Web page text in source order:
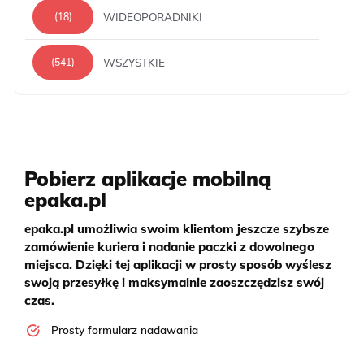
(18) WIDEOPORADNIKI
(541) WSZYSTKIE
Pobierz aplikacje mobilną
epaka.pl
epaka.pl umożliwia swoim klientom jeszcze szybsze
zamówienie kuriera i nadanie paczki z dowolnego
miejsca. Dzięki tej aplikacji w prosty sposób wyślesz
swoją przesyłkę i maksymalnie zaoszczędzisz swój
czas.
Prosty formularz nadawania